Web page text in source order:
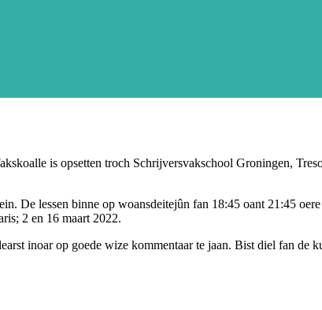
is opsetten troch Schrijversvakschool Groningen,
De lessen binne op woansdeitejûn fan 18:45 oant 21:45
2 en 16 maart 2022.
inoar op goede wize kommentaar te jaan. Bist diel fan de